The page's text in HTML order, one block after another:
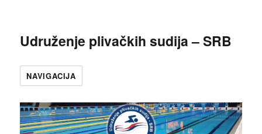
Udruženje plivačkih sudija – SRB
NAVIGACIJA